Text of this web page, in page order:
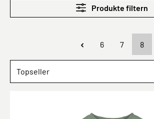
Produkte filtern
Seite
6 Seite
7 Seite
8